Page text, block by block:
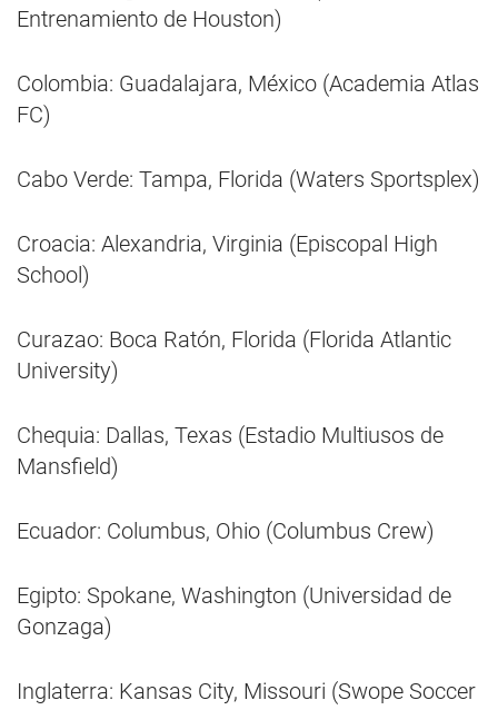
Entrenamiento de Houston)
Colombia: Guadalajara, México (Academia Atlas
FC)
Cabo Verde: Tampa, Florida (Waters Sportsplex)
Croacia: Alexandria, Virginia (Episcopal High
School)
Curazao: Boca Ratón, Florida (Florida Atlantic
University)
Chequia: Dallas, Texas (Estadio Multiusos de
Mansfield)
Ecuador: Columbus, Ohio (Columbus Crew)
Egipto: Spokane, Washington (Universidad de
Gonzaga)
Inglaterra: Kansas City, Missouri (Swope Soccer